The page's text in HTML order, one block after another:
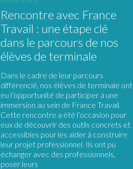
Rencontre avec France
Travail : une étape clé
dans le parcours de nos
élèves de terminale
Dans le cadre de leur parcours
différencié, nos élèves de terminale ont
eu l’opportunité de participer à une
immersion au sein de France Travail.
Cette rencontre a été l’occasion pour
eux de découvrir des outils concrets et
accessibles pour les aider à construire
leur projet professionnel. Ils ont pu
échanger avec des professionnels,
poser leurs